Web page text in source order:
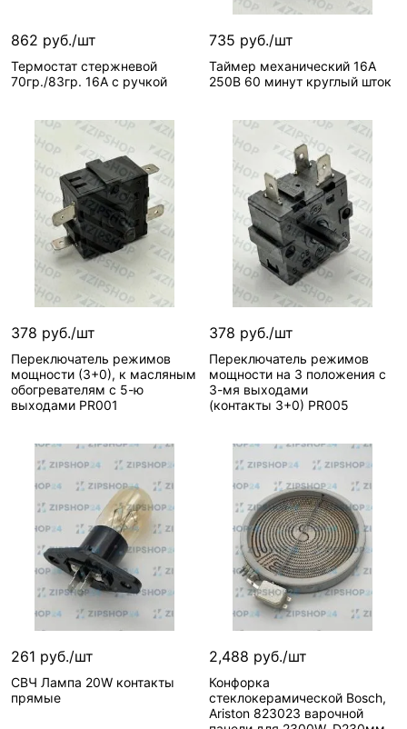
862 руб./шт
Термостат стержневой
70гр./83гр. 16А с ручкой
В корзину
1 шт
Вид запчасти—
Термостат
Артикул
производителя—
200850, 3412382
Артикул—200850
Реквизиты— Товары
/ Товар /
Базовая единица—
шт
Ставки налогов—
22
ID поста блога для
комментариев—
5289
735 руб./шт
Таймер механический 16А
250В 60 минут круглый шток
В корзину
2 шт
Вид запчасти—
Таймер
Артикул—
ST-245
Реквизиты—
/ Товар /
УТ-00004977 / 0.15
Базовая единица—
шт
ID поста блога для
комментариев—
4816
378 руб./шт
Переключатель режимов
мощности (3+0), к масляным
обогревателям с 5-ю
выходами PR001
В корзину
3 шт
Вид запчасти—
Регулятор
Артикул
производителя—
PR001
Артикул—PR001
Реквизиты—
378 руб./шт
Переключатель режимов
мощности на 3 положения с
3-мя выходами
(контакты 3+0) PR005
В корзину
3 шт
Вид запчасти—
Регулятор
Артикул
производителя—
PR005
Артикул—
Реквизиты—Товары
261 руб./шт
СВЧ Лампа 20W контакты
прямые
2,488 руб./шт
Конфорка
стеклокерамической Bosch,
Ariston 823023 варочной